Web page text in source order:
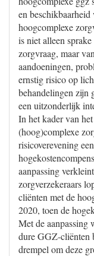
en
hoogcomplexe
is niet alleen
zorgvraag, maar
aandoeningen,
ernstig risico op
behandelingen zijn
een uitzonderlijk
In het kader van
(hoog)complexe
risicoverevening
aanpassing
zorgverzekeraars
cliënten met de
2020, toen de
Met de aanpassing
dure GGZ-cliënten
drempel om deze